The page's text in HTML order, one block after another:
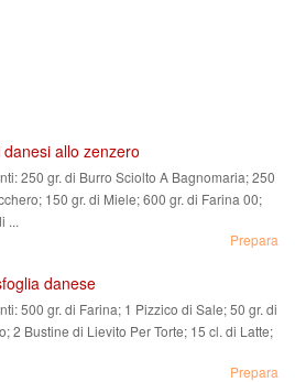
danesi allo zenzero
250 gr. di Burro Sciolto A Bagnomaria; 250
150 gr. di Miele; 600 gr. di Farina 00;
...
Prepara
danese
500 gr. di Farina; 1 Pizzico di Sale; 50 gr. di
2 Bustine di Lievito Per Torte; 15 cl. di Latte;
Prepara